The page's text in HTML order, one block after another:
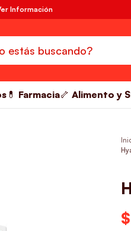
Información
💊 Farmacia🦴 Alimento y
$